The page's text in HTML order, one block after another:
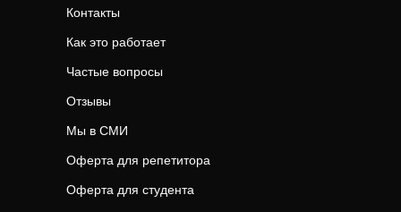
Контакты
Как это работает
Частые вопросы
Отзывы
Мы в СМИ
Оферта для репетитора
Оферта для студента